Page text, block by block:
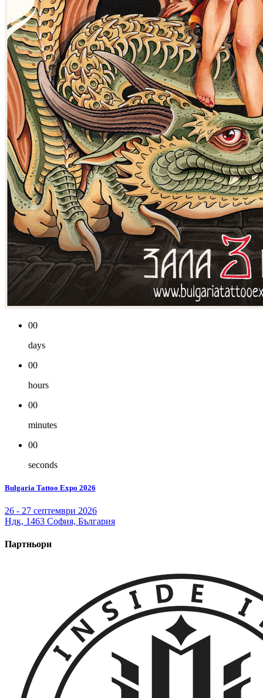
00
days
00
hours
00
minutes
00
seconds
Bulgaria Tattoo Expo 2026
26 - 27 септември 2026
Ндк, 1463 София, България
Партньори